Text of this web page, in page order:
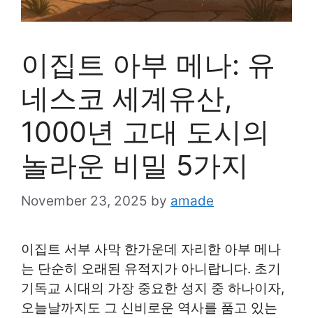
이집트 아부 메나: 유
네스코 세계유산,
1000년 고대 도시의
놀라운 비밀 5가지
November 23, 2025 by amade
이집트 서부 사막 한가운데 자리한 아부 메나
는 단순히 오래된 유적지가 아니랍니다. 초기
기독교 시대의 가장 중요한 성지 중 하나이자,
오늘날까지도 그 신비로운 역사를 품고 있는